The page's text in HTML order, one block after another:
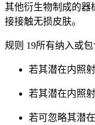
其他衍生物制成的器
接接触无损皮肤。
规则 19所有纳入或
若其潜在内照
若其潜在内照
若可忽略其潜